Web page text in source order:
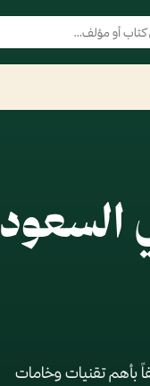
بأهم تقنيات وخامات